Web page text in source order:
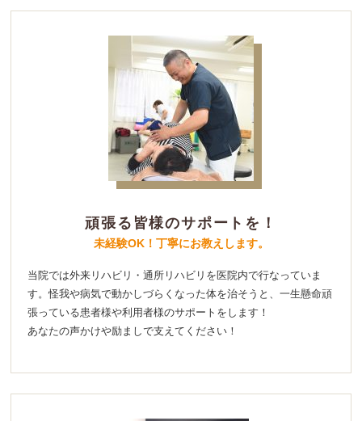
頑張る皆様のサポートを！
未経験OK！丁寧にお教えします。
当院では外来リハビリ・通所リハビリを医院内で行なっていま
す。怪我や病気で動かしづらくなった体を治そうと、一生懸命頑
張っている患者様や利用者様のサポートをします！
あなたの声かけや励ましで支えてください！